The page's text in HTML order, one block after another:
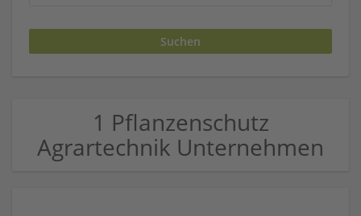
1 Pflanzenschutz
Agrartechnik Unternehmen